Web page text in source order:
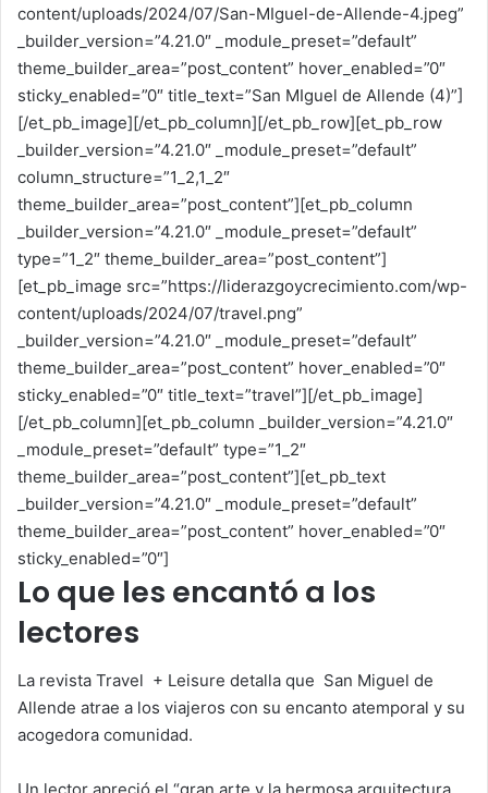
content/uploads/2024/07/San-MIguel-de-Allende-4.jpeg”
_builder_version=”4.21.0″ _module_preset=”default”
theme_builder_area=”post_content” hover_enabled=”0″
sticky_enabled=”0″ title_text=”San MIguel de Allende (4)”]
[/et_pb_image][/et_pb_column][/et_pb_row][et_pb_row
_builder_version=”4.21.0″ _module_preset=”default”
column_structure=”1_2,1_2″
theme_builder_area=”post_content”][et_pb_column
_builder_version=”4.21.0″ _module_preset=”default”
type=”1_2″ theme_builder_area=”post_content”]
[et_pb_image src=”https://liderazgoycrecimiento.com/wp-
content/uploads/2024/07/travel.png”
_builder_version=”4.21.0″ _module_preset=”default”
theme_builder_area=”post_content” hover_enabled=”0″
sticky_enabled=”0″ title_text=”travel”][/et_pb_image]
[/et_pb_column][et_pb_column _builder_version=”4.21.0″
_module_preset=”default” type=”1_2″
theme_builder_area=”post_content”][et_pb_text
_builder_version=”4.21.0″ _module_preset=”default”
theme_builder_area=”post_content” hover_enabled=”0″
sticky_enabled=”0″]
Lo que les encantó a los
lectores
La revista Travel + Leisure detalla que San Miguel de
Allende atrae a los viajeros con su encanto atemporal y su
acogedora comunidad.